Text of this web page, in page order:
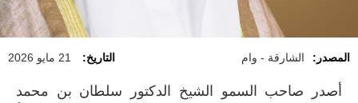
المصدر: الشارقة - وام التاريخ: 21 مايو 2026
أصدر صاحب السمو الشيخ الدكتور سلطان بن محمد